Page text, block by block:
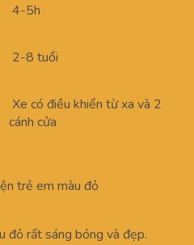
4-5h
2-8 tuổi
Xe có điều khiển từ xa và 2
cánh cửa
trẻ em màu đỏ
đỏ rất sáng bóng và đẹp.